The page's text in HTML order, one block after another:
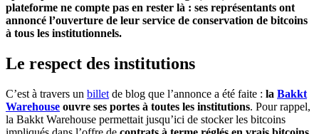
plateforme ne compte pas en rester là : ses représentants ont
annoncé l’ouverture de leur service de conservation de bitcoins
à tous les institutionnels.
Le respect des institutions
C’est à travers un billet de blog que l’annonce a été faite : la Bakkt
Warehouse ouvre ses portes à toutes les institutions. Pour rappel,
la Bakkt Warehouse permettait jusqu’ici de stocker les bitcoins